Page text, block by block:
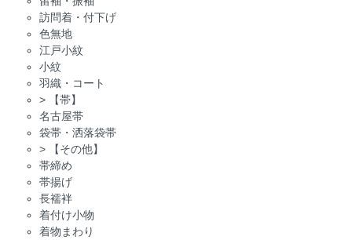
訪問着・付下げ
色無地
江戸小紋
小紋
羽織・コート
>
【帯】
名古屋帯
袋帯・洒落袋帯
>
【その他】
帯締め
帯揚げ
長襦袢
着付け小物
着物まわり